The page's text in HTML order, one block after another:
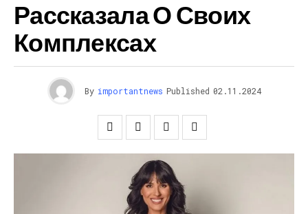
Рассказала О Своих
Комплексах
By importantnews Published 02.11.2024